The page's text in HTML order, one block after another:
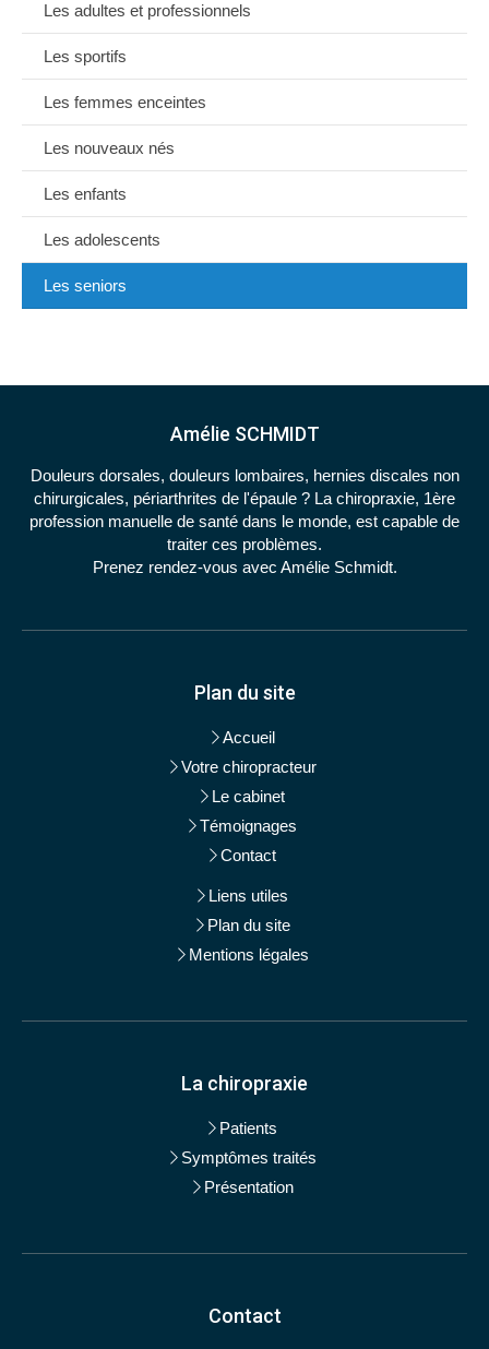
Les adultes et professionnels
Les sportifs
Les femmes enceintes
Les nouveaux nés
Les enfants
Les adolescents
Les seniors
Amélie SCHMIDT
Douleurs dorsales, douleurs lombaires, hernies discales non
chirurgicales, périarthrites de l'épaule ? La chiropraxie, 1ère
profession manuelle de santé dans le monde, est capable de
traiter ces problèmes.
Prenez rendez-vous avec Amélie Schmidt.
Plan du site
Accueil
Votre chiropracteur
Le cabinet
Témoignages
Contact
Liens utiles
Plan du site
Mentions légales
La chiropraxie
Patients
Symptômes traités
Présentation
Contact